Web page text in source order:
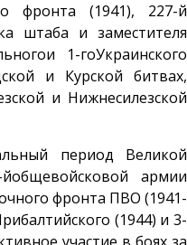
фронта (1941), 227-й
штаба и заместителя
1-гоУкраинского
и Курской битвах,
и Нижнесилезской
период Великой
армии
фронта ПВО (1941-
(1944) и 3-